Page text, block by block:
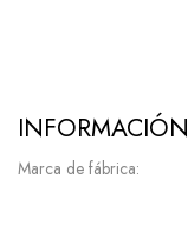
INFORMACIÓN
Marca de fábrica: